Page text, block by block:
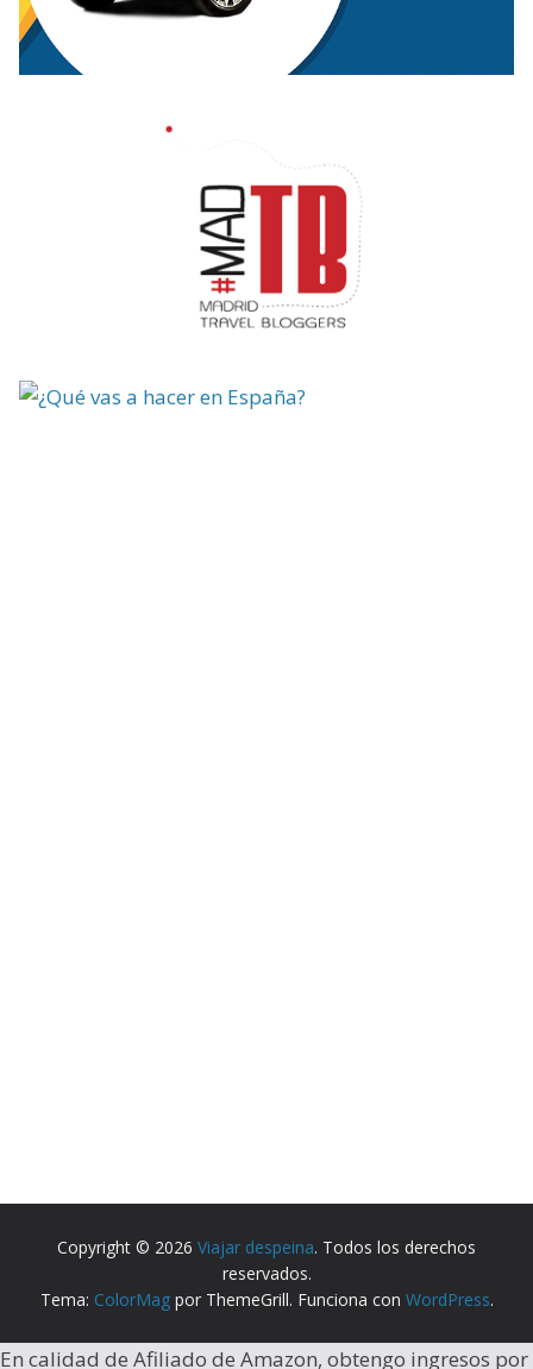
Copyright © 2026 Viajar despeina. Todos los derechos
reservados.
Tema: ColorMagpor ThemeGrill. Funciona con WordPress.
En calidad de Afiliado de Amazon, obtengo ingresos por